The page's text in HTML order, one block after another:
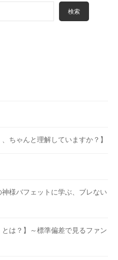
検索
ちゃんと理解していますか？】
神様バフェットに学ぶ、ブレない
とは？】～標準偏差で見るファン